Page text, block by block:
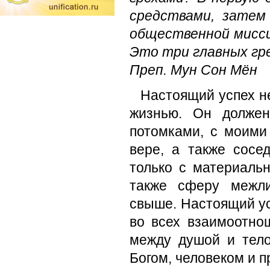
средствами,
общественной
Это три главных
Преп. Мун Сон Мён
Настоящий успех
жизнью. Он
потомками, с
вере, а также
только с
также сферу
свыше. Настоящий
во всех
между душой и
Богом, человеком и